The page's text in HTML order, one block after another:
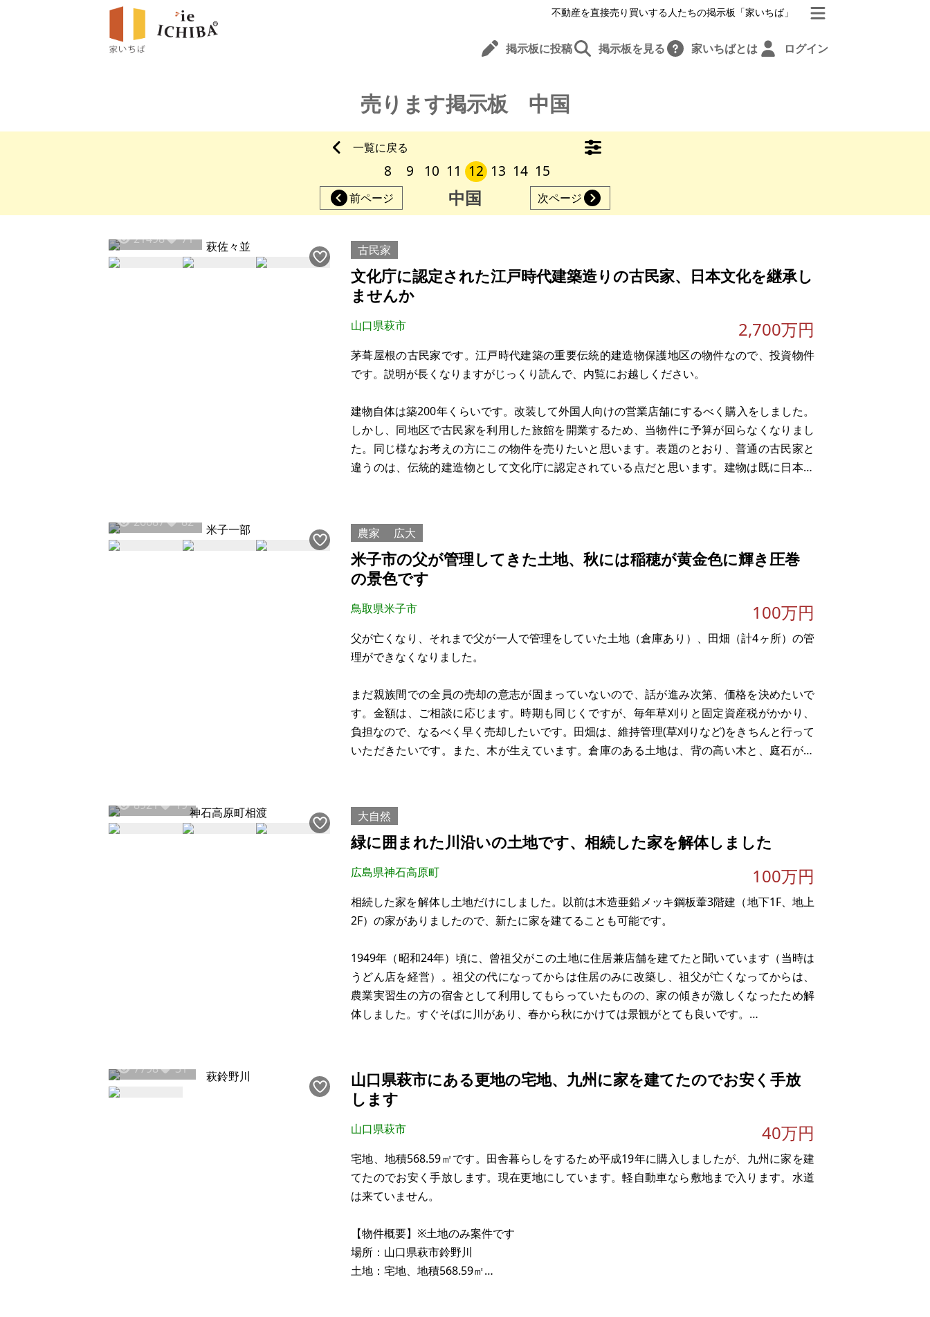
不動産を直接売り買いする人たちの掲示板「家いちば」
掲示板に投稿 掲示板を見る 家いちばとは ログイン
売ります掲示板 中国
一覧に戻る
8 9 10 11 12 13 14 15
前ページ 中国 次ページ
21498 71
古民家
文化庁に認定された江戸時代建築造りの古民家、日本文化を継承し
ませんか
山口県萩市 2,700万円
茅葺屋根の古民家です。江戸時代建築の重要伝統的建造物保護地区の物件なので、投資物件
です。説明が長くなりますがじっくり読んで、内覧にお越しください。
建物自体は築200年くらいです。改装して外国人向けの営業店舗にするべく購入をしました。
しかし、同地区で古民家を利用した旅館を開業するため、当物件に予算が回らなくなりまし
た。同じ様なお考えの方にこの物件を売りたいと思います。表題のとおり、普通の古民家と
違うのは、伝統的建造物として文化庁に認定されている点だと思います。建物は既に日本国
26687
82
農家 広大
米子市の父が管理してきた土地、秋には稲穂が黄金色に輝き圧巻
の景色です
鳥取県米子市 100万円
父が亡くなり、それまで父が一人で管理をしていた土地（倉庫あり）、田畑（計4ヶ所）の管
理ができなくなりました。
まだ親族間での全員の売却の意志が固まっていないので、話が進み次第、価格を決めたいで
す。金額は、ご相談に応じます。時期も同じくですが、毎年草刈りと固定資産税がかかり、
負担なので、なるべく早く売却したいです。田畑は、維持管理(草刈りなど)をきちんと行って
いただきたいです。また、木が生えています。倉庫のある土地は、背の高い木と、庭石が数
まわりに田畑が多いので、農業をしたい人にはいいと思います。田んぼは、すぐにでも始め
られます。また宅地と畑が近い
8921 19
大自然
緑に囲まれた川沿いの土地です、相続した家を解体しました
広島県神石高原町 100万円
相続した家を解体し土地だけにしました。以前は木造亜鉛メッキ鋼板葦3階建（地下1F、地上
2F）の家がありましたので、新たに家を建てることも可能です。
1949年（昭和24年）頃に、曾祖父がこの土地に住居兼店舗を建てたと聞いています（当時は
うどん店を経営）。祖父の代になってからは住居のみに改築し、祖父が亡くなってからは、
農業実習生の方の宿舎として利用してもらっていたものの、家の傾きが激しくなったため解
体しました。すぐそばに川があり、春から秋にかけては景観がとても良いです。
建てが近所に数軒あり、車で15分程度のと
7798 31
山口県萩市にある更地の宅地、九州に家を建てたのでお安く手放
します
山口県萩市 40万円
宅地、地積568.59㎡です。田舎暮らしをするため平成19年に購入しましたが、九州に家を建
てたのでお安く手放します。現在更地にしています。軽自動車なら敷地まで入ります。水道
は来ていません。
【物件概要】※土地のみ案件です
場所：山口県萩市鈴野川
土地：宅地、地積568.59㎡